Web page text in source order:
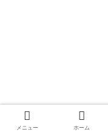
メニュー ホーム